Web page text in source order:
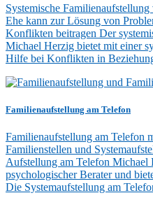
Systemische
Ehe kann zur Lösung von
Konflikten beitragen Der
Michael Herzig bietet mit einer
Hilfe bei Konflikten in
Familienaufstellung am Telefon
Familienaufstellung am Telefon
Familienstellen und
Aufstellung am Telefon Michael
psychologischer Berater und
Die Systemaufstellung am